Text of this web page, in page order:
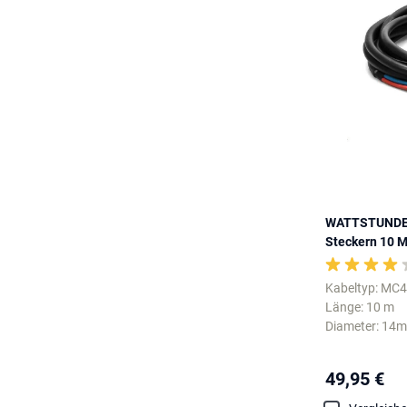
Steckern 10
Kabeltyp:
Länge: 10 m
Diameter:
49,95 €